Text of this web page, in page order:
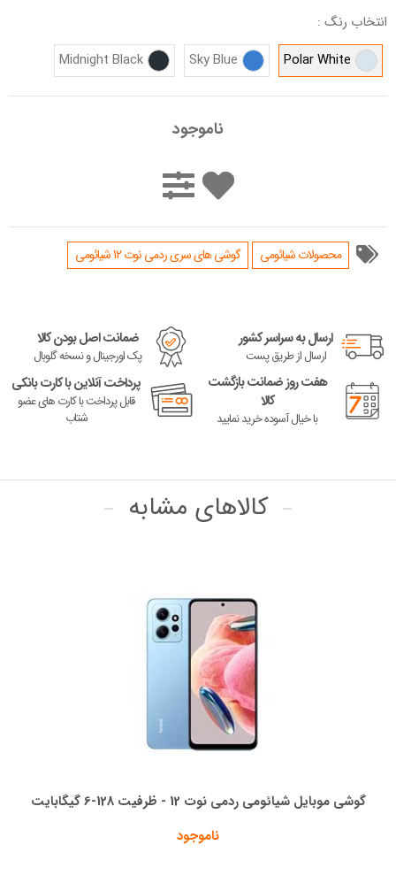
انتخاب رنگ :
Polar White
Sky Blue
Midnight Black
ناموجود
محصولات شیائومی گوشی های سری ردمی نوت 12 شیائومی
ارسال به سراسر کشور
ارسال از طریق پست
ضمانت اصل بودن کالا
پک اورجینال و نسخه گلوبال
هفت روز ضمانت بازگشت
کالا
با خیال آسوده خرید نمایید
پرداخت آنلاین با کارت بانکی
قابل پرداخت با کارت های عضو
شتاب
کالاهای مشابه
گوشی موبایل شیائومی ردمی نوت 12 - ظرفیت 128-6 گیگابایت
ناموجود